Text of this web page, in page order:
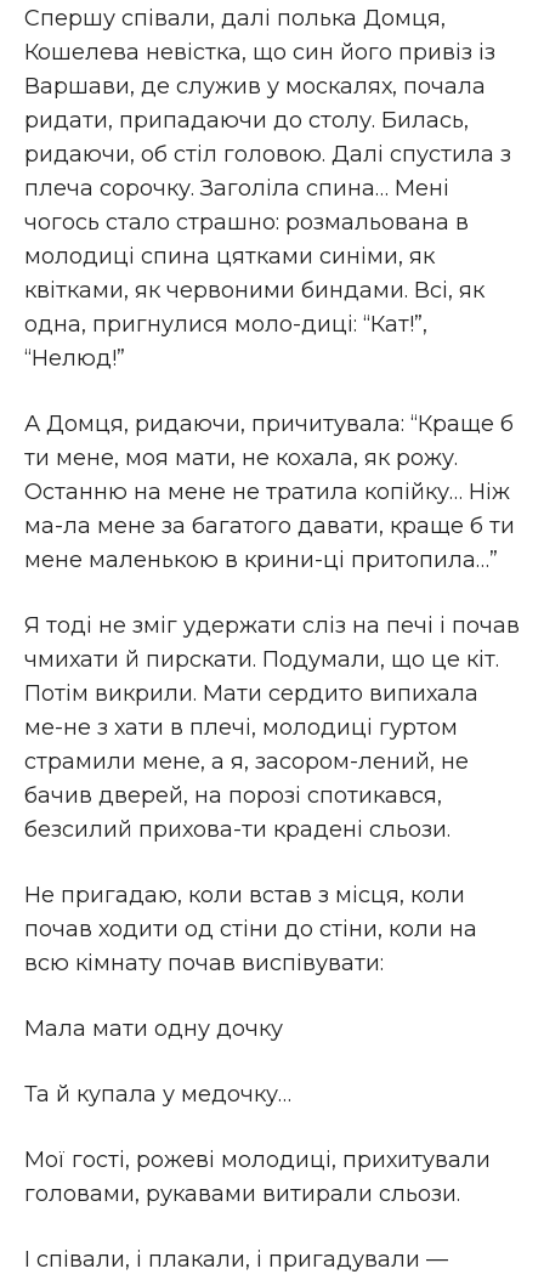
Спершу співали, далі полька Домця,
Кошелева невістка, що син його привіз із
Варшави, де служив у москалях, почала
ридати, припадаючи до столу. Билась,
ридаючи, об стіл головою. Далі спустила з
плеча сорочку. Заголіла спина… Мені
чогось стало страшно: розмальована в
молодиці спина цятками синіми, як
квітками, як червоними биндами. Всі, як
одна, пригнулися моло-диці: “Кат!”,
“Нелюд!”
А Домця, ридаючи, причитувала: “Краще б
ти мене, моя мати, не кохала, як рожу.
Останню на мене не тратила копійку… Ніж
ма-ла мене за багатого давати, краще б ти
мене маленькою в крини-ці притопила…”
Я тоді не зміг удержати сліз на печі і почав
чмихати й пирскати. Подумали, що це кіт.
Потім викрили. Мати сердито випихала
ме-не з хати в плечі, молодиці гуртом
страмили мене, а я, засором-лений, не
бачив дверей, на порозі спотикався,
безсилий прихова-ти крадені сльози.
Не пригадаю, коли встав з місця, коли
почав ходити од стіни до стіни, коли на
всю кімнату почав виспівувати:
Мала мати одну дочку
Та й купала у медочку…
Мої гості, рожеві молодиці, прихитували
головами, рукавами витирали сльози.
І співали, і плакали, і пригадували —